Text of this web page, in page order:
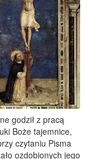
godził z pracą
Boże tajemnice,
czytaniu Pisma
ozdobionych jego